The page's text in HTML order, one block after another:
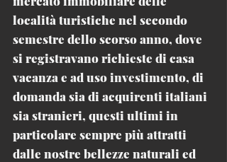
località turistiche nel secondo
semestre dello scorso anno, dove
si registravano richieste di casa
vacanza e ad uso investimento, di
domanda sia di acquirenti italiani
sia stranieri, questi ultimi in
particolare sempre più attratti
dalle nostre bellezze naturali ed